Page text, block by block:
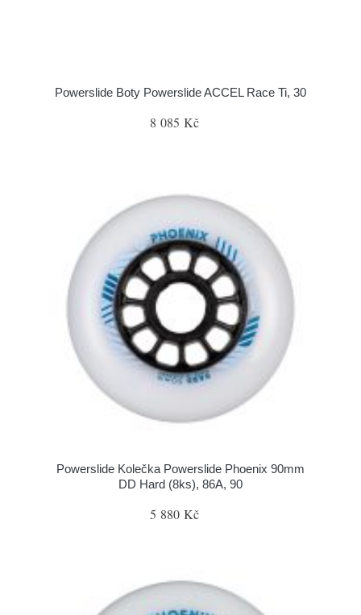
Powerslide Boty Powerslide ACCEL Race Ti, 30
8 085 Kč
Powerslide Kolečka Powerslide Phoenix 90mm
DD Hard (8ks), 86A, 90
5 880 Kč